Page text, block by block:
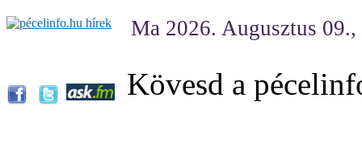
Ma 2026. Augusztus
Kövesd a